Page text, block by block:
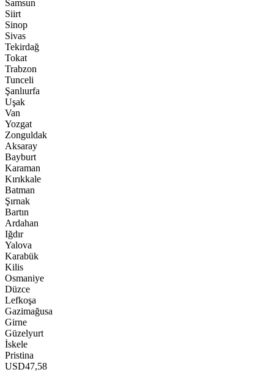
Samsun
Siirt
Sinop
Sivas
Tekirdağ
Tokat
Trabzon
Tunceli
Şanlıurfa
Uşak
Van
Yozgat
Zonguldak
Aksaray
Bayburt
Karaman
Kırıkkale
Batman
Şırnak
Bartın
Ardahan
Iğdır
Yalova
Karabük
Kilis
Osmaniye
Düzce
Lefkoşa
Gazimağusa
Girne
Güzelyurt
İskele
Pristina
USD47,58